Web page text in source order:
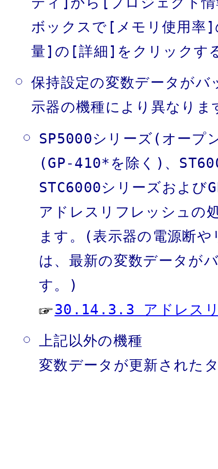
ボックスで[メモリ使用
量]の[詳細]をクリックす
保持設定の変数データが
示器の機種により異なりま
SP5000シリーズ(オープ
(GP-410*を除く)、
STC6000シリーズおよび
アドレスリフレッシュの
ます。(表示器の電源断
は、最新の変数データが
す。)
30.14.3.3 アドレスリ
上記以外の機種
変数データが更新された